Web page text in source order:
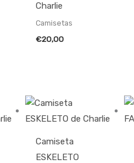
Charlie
Camisetas
€20,00
Camiseta
ESKELETO